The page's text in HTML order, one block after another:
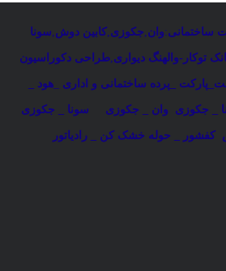
ساختمانی:وان جکوزی ,کابین دوش سونا
توکار-والهنگ دیواری ,طراحی دکوراسیون
_پرده ساختمانی و اداری _هود _
_ جکوزی وان _ جکوزی سونا _ جکوزی
کفشور _ حوله خشک کن _ رادیاتور